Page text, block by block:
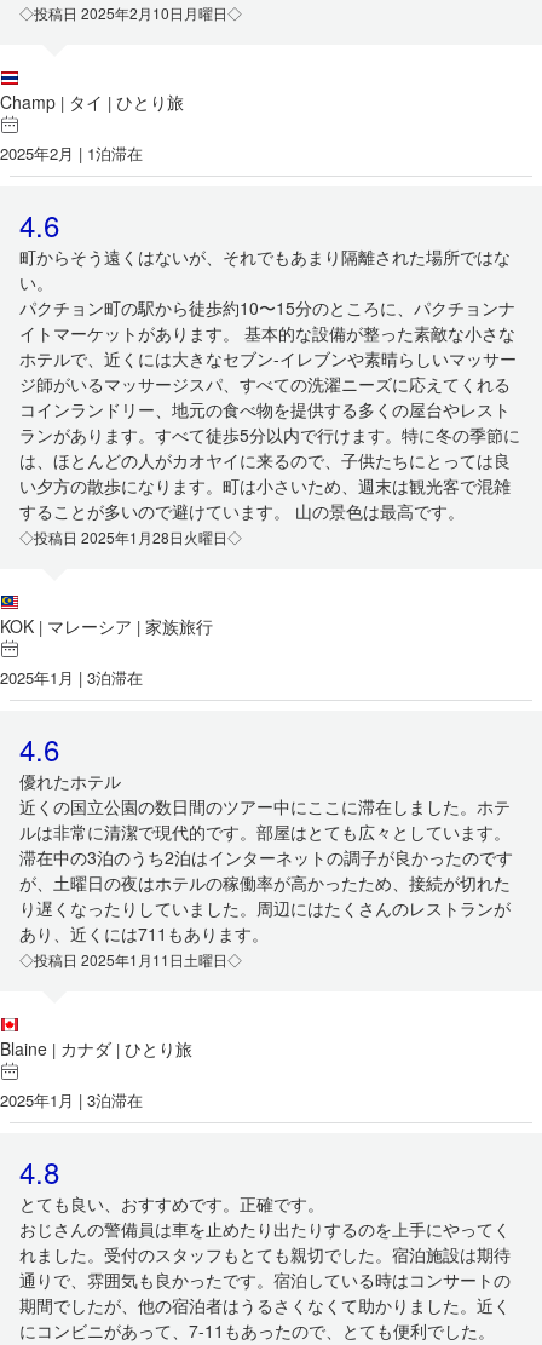
◇投稿日 2025年2月10日月曜日◇
Champ | タイ | ひとり旅
2025年2月 | 1泊滞在
4.6
町からそう遠くはないが、それでもあまり隔離された場所ではな
い。
パクチョン町の駅から徒歩約10〜15分のところに、パクチョンナ
イトマーケットがあります。 基本的な設備が整った素敵な小さな
ホテルで、近くには大きなセブン-イレブンや素晴らしいマッサー
ジ師がいるマッサージスパ、すべての洗濯ニーズに応えてくれる
コインランドリー、地元の食べ物を提供する多くの屋台やレスト
ランがあります。すべて徒歩5分以内で行けます。特に冬の季節に
は、ほとんどの人がカオヤイに来るので、子供たちにとっては良
い夕方の散歩になります。町は小さいため、週末は観光客で混雑
することが多いので避けています。 山の景色は最高です。
◇投稿日 2025年1月28日火曜日◇
KOK | マレーシア | 家族旅行
2025年1月 | 3泊滞在
4.6
優れたホテル
近くの国立公園の数日間のツアー中にここに滞在しました。ホテ
ルは非常に清潔で現代的です。部屋はとても広々としています。
滞在中の3泊のうち2泊はインターネットの調子が良かったのです
が、土曜日の夜はホテルの稼働率が高かったため、接続が切れた
り遅くなったりしていました。周辺にはたくさんのレストランが
あり、近くには711もあります。
◇投稿日 2025年1月11日土曜日◇
Blaine | カナダ | ひとり旅
2025年1月 | 3泊滞在
4.8
とても良い、おすすめです。正確です。
おじさんの警備員は車を止めたり出たりするのを上手にやってく
れました。受付のスタッフもとても親切でした。宿泊施設は期待
通りで、雰囲気も良かったです。宿泊している時はコンサートの
期間でしたが、他の宿泊者はうるさくなくて助かりました。近く
にコンビニがあって、7-11もあったので、とても便利でした。